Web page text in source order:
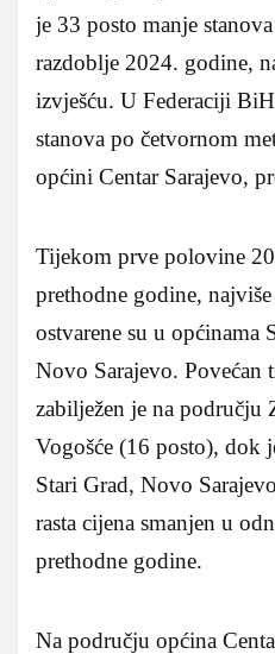
je 33 posto manje
razdoblje 2024. godine,
izvješću. U Federaciji
stanova po četvornom
općini Centar Sarajevo,
Tijekom prve polovine
prethodne godine,
ostvarene su u općinama
Novo Sarajevo. Povećan
zabilježen je na području
Vogošće (16 posto), dok
Stari Grad, Novo
rasta cijena smanjen u
prethodne godine.
Na području općina